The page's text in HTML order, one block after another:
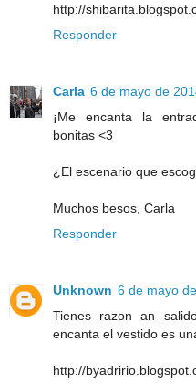
http://
Responder
Carla 6 de mayo de
¡Me encanta la
bonitas <3
¿El escenario que
Muchos besos, Carla
Responder
Unknown 6 de mayo
Tienes razon an
encanta el vestido es
http://